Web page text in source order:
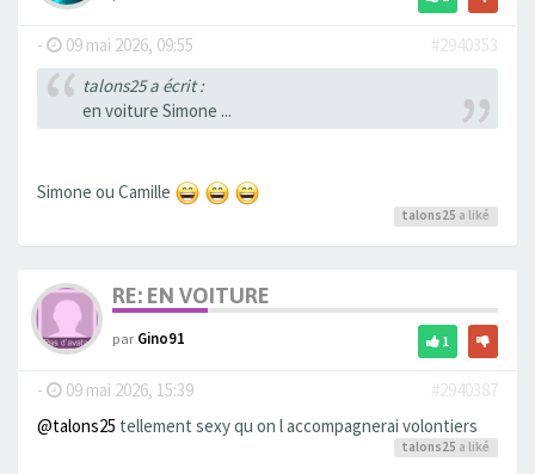
- 09 mai 2026, 09:55
#2940353
talons25 a écrit :
en voiture Simone ...
Simone ou Camille
talons25 a liké
RE: EN VOITURE
parGino91 1
- 09 mai 2026, 15:39
#2940387
@talons25 tellement sexy qu on l accompagnerai volontiers
talons25 a liké